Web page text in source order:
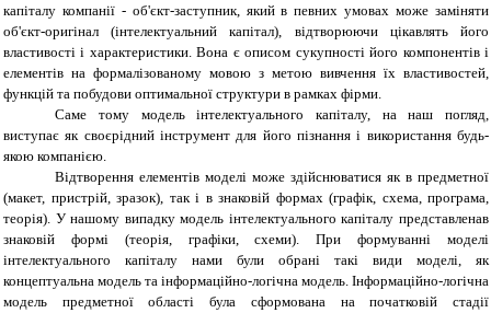
капіталу компанії - об'єкт-заступник, який в певних умовах може заміняти
об'єкт-оригінал (інтелектуальний капітал), відтворюючи цікавлять його
властивості і характеристики. Вона є описом сукупності його компонентів і
елементів на формалізованому мовою з метою вивчення їх властивостей,
функцій та побудови оптимальної структури в рамках фірми.
Саме тому модель інтелектуального капіталу, на наш погляд,
виступає як своєрідний інструмент для його пізнання і використання будь-
якою компанією.
Відтворення елементів моделі може здійснюватися як в предметної
(макет, пристрій, зразок), так і в знаковій формах (графік, схема, програма,
теорія). У нашому випадку модель інтелектуального капіталу представлена ​​в
знаковій формі (теорія, графіки, схеми). При формуванні моделі
інтелектуального капіталу нами були обрані такі види моделі, як
концептуальна модель та інформаційно-логічна модель. Інформаційно-логічна
модель предметної області була сформована на початковій стадії